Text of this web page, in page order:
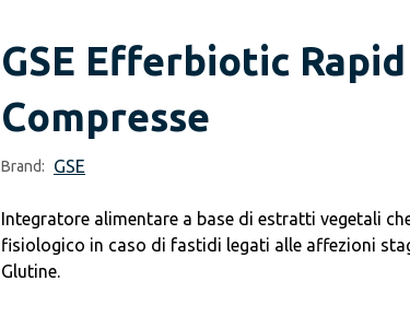
GSE Efferbiotic Rapid
Compresse
Brand: GSE
Integratore alimentare a base di estratti vegetali
fisiologico in caso di fastidi legati alle affezioni
Glutine.